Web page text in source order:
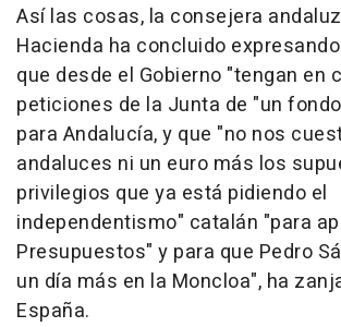
Así las cosas, la consejera
Hacienda ha concluido
que desde el Gobierno "tengan en
peticiones de la Junta de "un
para Andalucía, y que "no nos
andaluces ni un euro más los
privilegios que ya está pidiendo el
independentismo" catalán "para
Presupuestos" y para que Pedro
un día más en la Moncloa", ha
España.